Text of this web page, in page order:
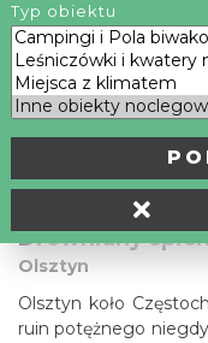
Typ obiektu
obsługa, pokoje na
więcej >>
Olsztyn
Olsztyn koło
ruin potężnego